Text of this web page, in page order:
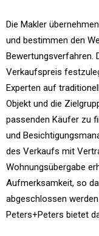
Die Makler
und bestimmen den
Bewertungsverfahren.
Verkaufspreis
Experten auf
Objekt und die
passenden Käufer zu
und
des Verkaufs mit
Wohnungsübergabe
Aufmerksamkeit, so
abgeschlossen
Peters+Peters bietet